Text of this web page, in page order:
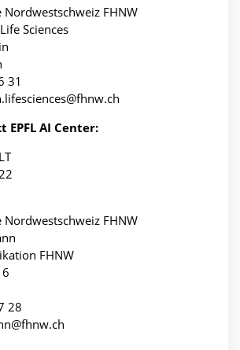
Nordwestschweiz FHNW
Sciences
31
AI Center:
Nordwestschweiz FHNW
FHNW
28